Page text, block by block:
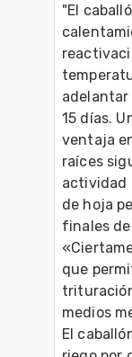
"El
15 días.
ventaja
raíces
actividad
de hoja
finales
que
medios
El